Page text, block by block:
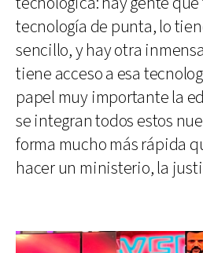
tecnología de punta, lo
sencillo, y hay otra
tiene acceso a esa
papel muy importante la
se integran todos estos
forma mucho más rápida
hacer un ministerio, la